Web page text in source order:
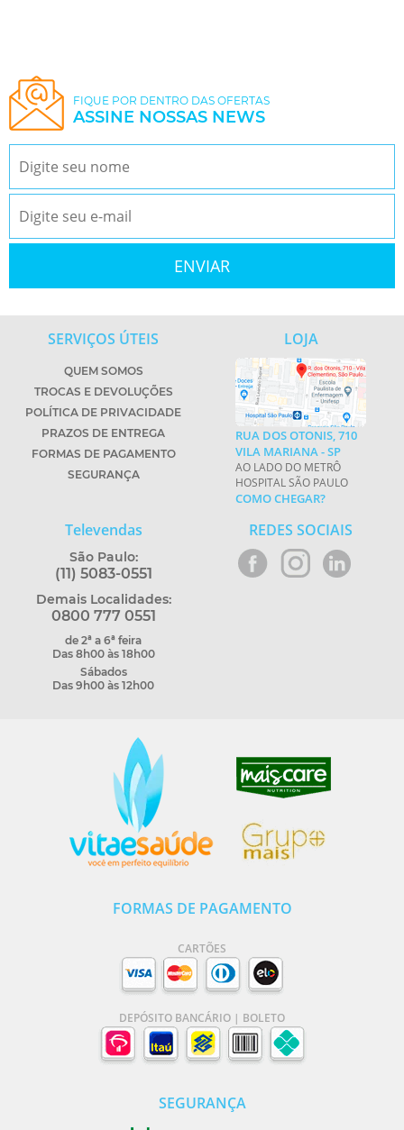
FIQUE POR DENTRO DAS OFERTAS
ASSINE NOSSAS NEWS
SERVIÇOS ÚTEIS
QUEM SOMOS
TROCAS E DEVOLUÇÕES
POLÍTICA DE PRIVACIDADE
PRAZOS DE ENTREGA
FORMAS DE PAGAMENTO
SEGURANÇA
LOJA
RUA DOS OTONIS, 710
VILA MARIANA - SP
AO LADO DO METRÔ
HOSPITAL SÃO PAULO
COMO CHEGAR?
Televendas
São Paulo:
(11) 5083-0551
Demais Localidades:
0800 777 0551
de 2ª a 6ª feira
Das 8h00 às 18h00
Sábados
Das 9h00 às 12h00
REDES SOCIAIS
FORMAS DE PAGAMENTO
CARTÕES
DEPÓSITO BANCÁRIO | BOLETO
SEGURANÇA